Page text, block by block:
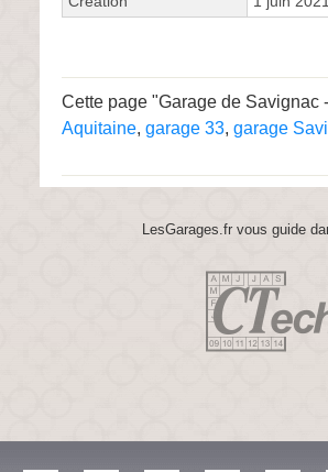
Cette page "Garage de Savignac
Aquitaine, garage 33, garage
LesGarages.fr vous guide